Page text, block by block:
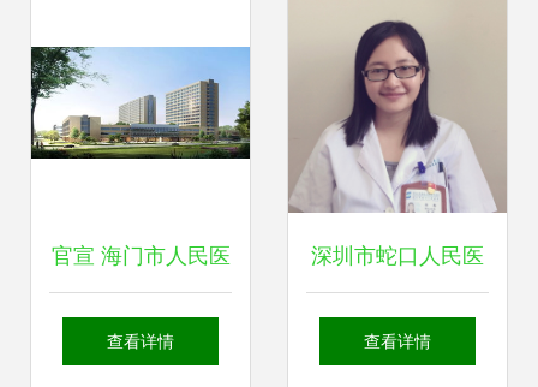
官宣 海门市人民医
院将于9月15日整
查看详情
深圳市蛇口人民医
院甲状腺乳腺科李
查看详情